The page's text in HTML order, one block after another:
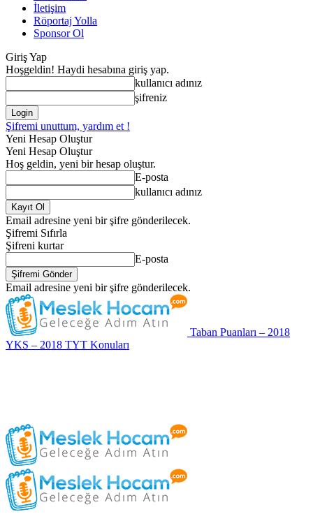
İletişim
Röportaj Yolla
Sponsor Ol
Giriş Yap
Hoşgeldin! Haydi hesabına giriş yap.
kullanıcı adınız
şifreniz
Şifremi unuttum, yardım et !
Yeni Hesap Oluştur
Yeni Hesap Oluştur
Hoş geldin, yeni bir hesap oluştur.
E-posta
kullanıcı adınız
Email adresine yeni bir şifre gönderilecek.
Şifremi Sıfırla
Şifreni kurtar
E-posta
Email adresine yeni bir şifre gönderilecek.
Taban Puanları – 2018
YKS – 2018 TYT Konuları